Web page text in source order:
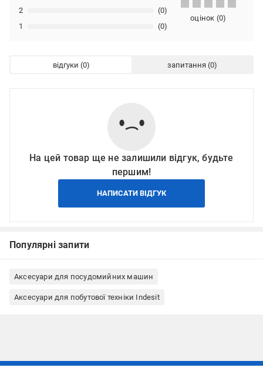
1 (0)
2 (0)
оцінок (0)
відгуки запитання
На цей товар ще не залишили відгук, будьте
першим!
НАПИСАТИ ВІДГУК
Популярні запити
Аксесуари для посудомийних машин
Аксесуари для побутової техніки Indesit